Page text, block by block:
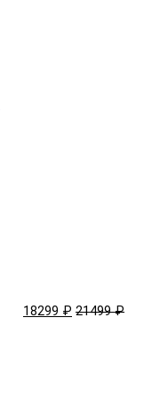
18299 ₽ 21499 ₽